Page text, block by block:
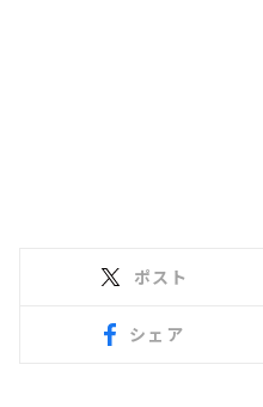
ポスト
シェア